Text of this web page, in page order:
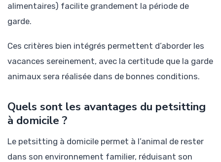
alimentaires) facilite grandement la période de
garde.
Ces critères bien intégrés permettent d’aborder les
vacances sereinement, avec la certitude que la garde
animaux sera réalisée dans de bonnes conditions.
Quels sont les avantages du petsitting
à domicile ?
Le petsitting à domicile permet à l’animal de rester
dans son environnement familier, réduisant son